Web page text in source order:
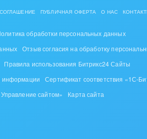
Культурные события, спорт,
Мебель, лес, деревообработка
СОГЛАШЕНИЕ ПУБЛИЧНАЯ ОФЕРТА О НАС
обработки персональных данных
Отзыв согласия на обработку
Правила использования Битрикс24 Сайты
информации
Сертификат соответствия «1С-
сайтом»
Карта сайта